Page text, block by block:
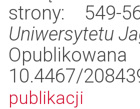
strony: 549-
Uniwersytetu
Opublikowana
10.4467/
publikacji